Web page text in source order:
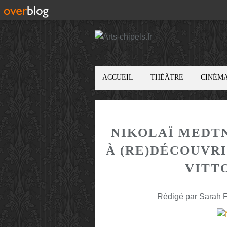
ACCUEIL THÉÂTRE
NIKOLAÏ
À
Rédigé par Sarah